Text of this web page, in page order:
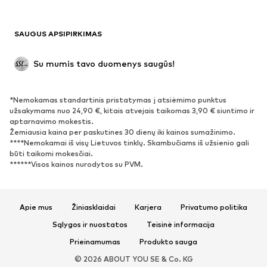
Proginiai
Išskirtiniai
BATAI
Naujienos
Sportbačiai
Aulinukai
Batai su kulniukais
Auliniai batai
Įsispiriami bateliai
Šlepetės
SAUGUS APSIPIRKIMAS
Su mumis tavo duomenys saugūs!
*Nemokamas standartinis pristatymas į atsiėmimo punktus
užsakymams nuo 24,90 €, kitais atvejais taikomas 3,90 € siuntimo ir
aptarnavimo mokestis.
Žemiausia kaina per paskutines 30 dienų iki kainos sumažinimo.
****Nemokamai iš visų Lietuvos tinklų. Skambučiams iš užsienio gali
būti taikomi mokesčiai.
******Visos kainos nurodytos su PVM.
Apie mus Žiniasklaidai Karjera
Privatumo politika
Sąlygos ir nuostatos
Teisinė informacija
Prieinamumas
Produkto sauga
© 2026 ABOUT YOU SE & Co. KG